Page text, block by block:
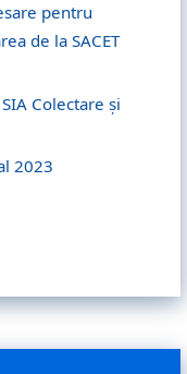
pentru
de la SACET
Colectare și
2023